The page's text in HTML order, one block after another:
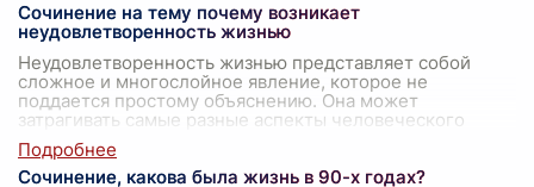
Сочинение на тему почему возникает
неудовлетворенность жизнью
Неудовлетворенность жизнью представляет собой
сложное и многослойное явление, которое не
поддается простому объяснению. Она может
затрагивать самые разные аспекты человеческого
сущ
Сочинение, какова была жизнь в 90-х годах?